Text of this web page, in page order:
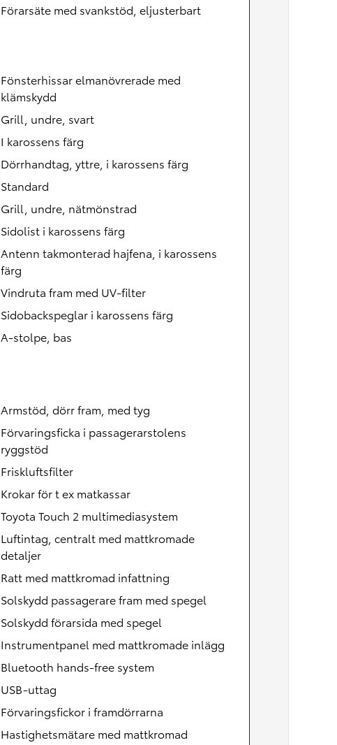
Förarsäte med svankstöd, eljusterbart
Fönsterhissar elmanövrerade med
klämskydd
Grill, undre, svart
I karossens färg
Dörrhandtag, yttre, i karossens färg
Standard
Grill, undre, nätmönstrad
Sidolist i karossens färg
Antenn takmonterad hajfena, i karossens
färg
Vindruta fram med UV-filter
Sidobackspeglar i karossens färg
A-stolpe, bas
Armstöd, dörr fram, med tyg
Förvaringsficka i passagerarstolens
ryggstöd
Friskluftsfilter
Krokar för t ex matkassar
Toyota Touch 2 multimediasystem
Luftintag, centralt med mattkromade
detaljer
Ratt med mattkromad infattning
Solskydd passagerare fram med spegel
Solskydd förarsida med spegel
Instrumentpanel med mattkromade inlägg
Bluetooth hands-free system
USB-uttag
Förvaringsfickor i framdörrarna
Hastighetsmätare med mattkromad